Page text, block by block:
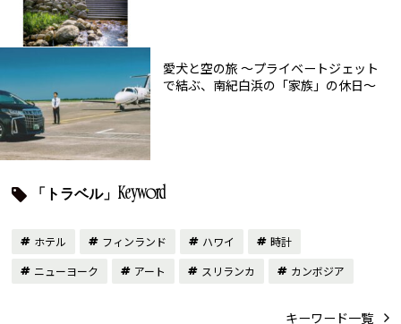
愛犬と空の旅 ～プライベートジェット
で結ぶ、南紀白浜の「家族」の休日～
「トラベル」Keyword
ホテル フィンランド ハワイ
時計
ニューヨーク
アート スリランカ カンボジア
キーワード一覧